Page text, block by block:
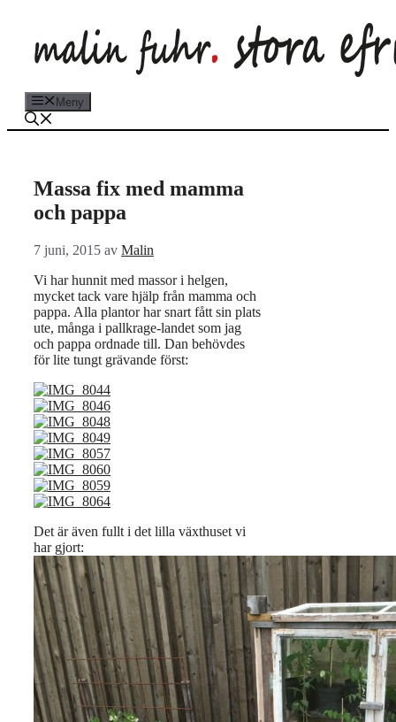
innehåll
Meny
Massa fix med mamma
och pappa
7 juni, 2015 av Malin
Vi har hunnit med massor i helgen,
mycket tack vare hjälp från mamma och
pappa. Alla plantor har snart fått sin plats
ute, många i pallkrage-landet som jag
och pappa ordnade till. Dan behövdes
för lite tungt grävande först:
Det är även fullt i det lilla växthuset vi
har gjort: